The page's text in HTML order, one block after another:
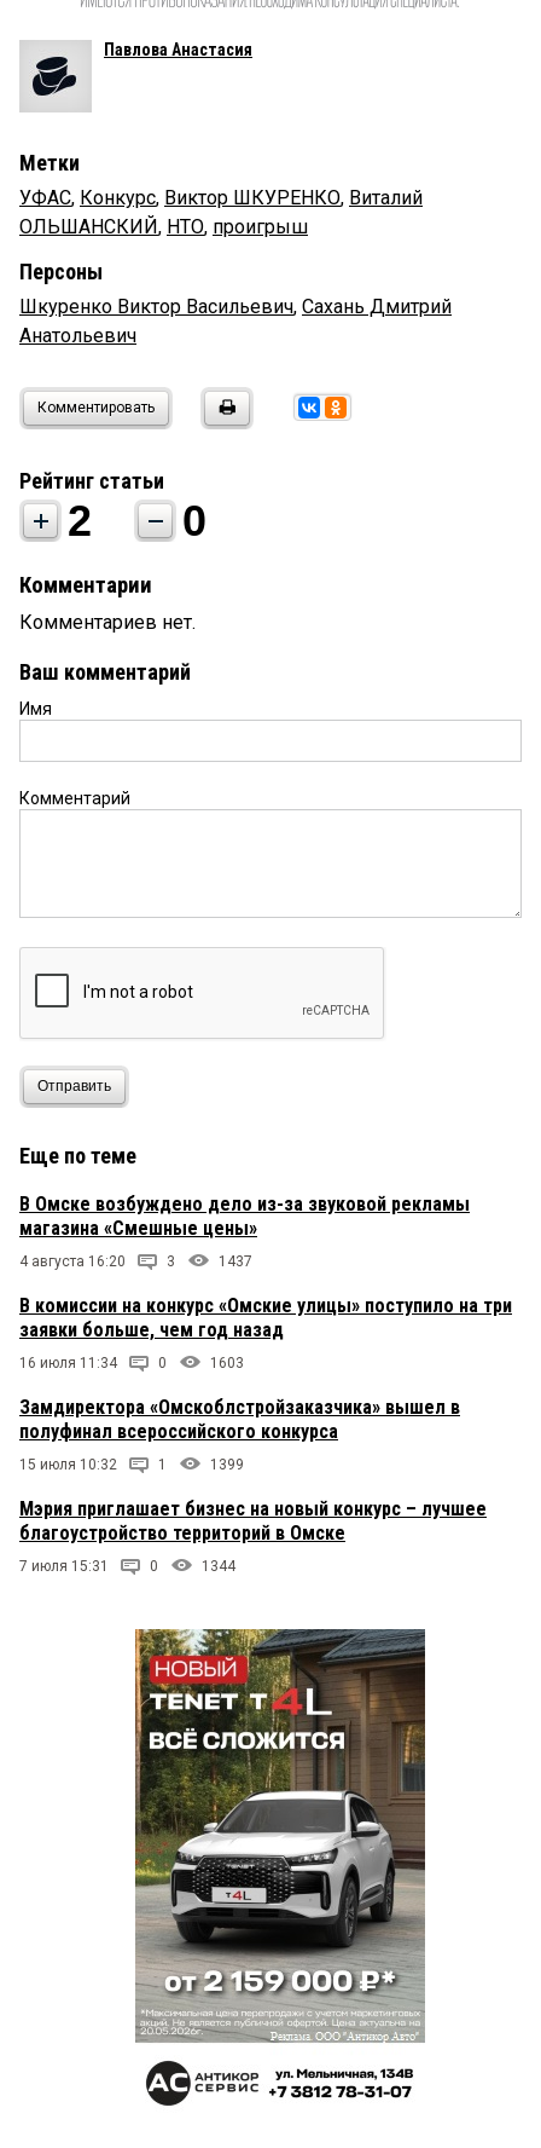
Павлова Анастасия
Метки
УФАС, Конкурс, Виктор ШКУРЕНКО, Виталий
ОЛЬШАНСКИЙ, НТО, проигрыш
Персоны
Шкуренко Виктор Васильевич, Сахань Дмитрий
Анатольевич
Комментировать
Рейтинг статьи
2 0
Комментарии
Комментариев нет.
Ваш комментарий
Имя
Комментарий
Отправить
Еще по теме
В Омске возбуждено дело из-за звуковой рекламы
магазина «Смешные цены»
4 августа 16:20 3 1437
В комиссии на конкурс «Омские улицы» поступило на три
заявки больше, чем год назад
16 июля 11:34 0 1603
Замдиректора «Омскоблстройзаказчика» вышел в
полуфинал всероссийского конкурса
15 июля 10:32 1 1399
Мэрия приглашает бизнес на новый конкурс – лучшее
благоустройство территорий в Омске
7 июля 15:31 0 1344